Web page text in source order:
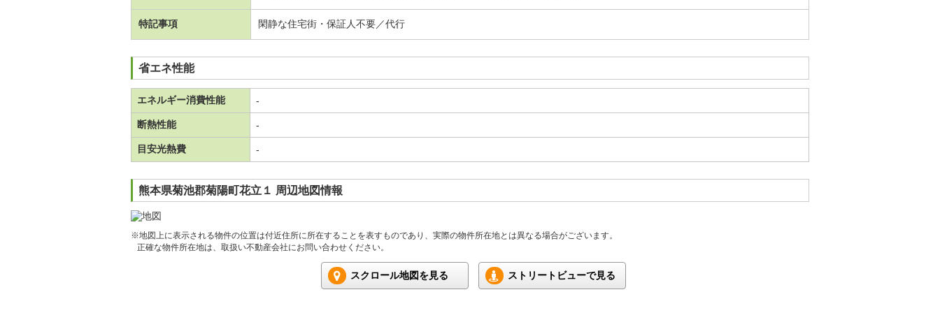
特記事項 閑静な住宅街・保証人不要／代行
省エネ性能
エネルギー消費性能 -
断熱性能 -
目安光熱費 -
熊本県菊池郡菊陽町花立１ 周辺地図情報
※地図上に表示される物件の位置は付近住所に所在することを表すものであり、実際の物件所在地とは異なる場合がございます。
正確な物件所在地は、取扱い不動産会社にお問い合わせください。
スクロール地図を見る ストリートビューで見る